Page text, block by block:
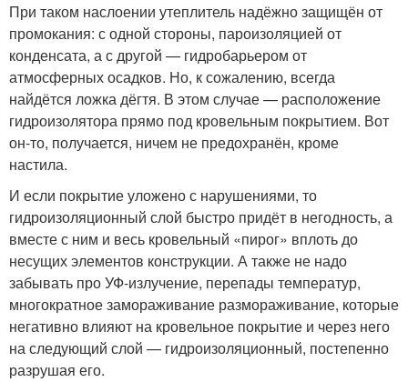
При таком наслоении утеплитель надёжно защищён от
промокания: с одной стороны, пароизоляцией от
конденсата, а с другой — гидробарьером от
атмосферных осадков. Но, к сожалению, всегда
найдётся ложка дёгтя. В этом случае — расположение
гидроизолятора прямо под кровельным покрытием. Вот
он-то, получается, ничем не предохранён, кроме
настила.
И если покрытие уложено с нарушениями, то
гидроизоляционный слой быстро придёт в негодность, а
вместе с ним и весь кровельный «пирог» вплоть до
несущих элементов конструкции. А также не надо
забывать про УФ-излучение, перепады температур,
многократное замораживание размораживание, которые
негативно влияют на кровельное покрытие и через него
на следующий слой — гидроизоляционный, постепенно
разрушая его.